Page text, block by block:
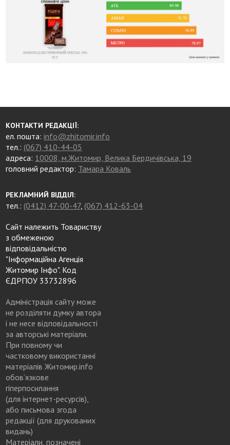
КОНТАКТИ РЕДАКЦІЇ:
ел. пошта:info@zhitomir.info
тел.: (067) 410-44-05
адреса: 10008, м.Житомир, Велика Бердичівська, 19
головний редактор: Тамара Коваль
РЕКЛАМНИЙ ВІДДІЛ:
тел.: (0412) 47-00-47, (067) 412-63-04
Сайт належить Товариству
з обмеженою
відповідальністю
"Інформаційна Агенція
Житомир Інфо". Код
ЄДРПОУ 33732896
Адміністрація сайту може
не розділяти думку автора
і не несе відповідальності
за авторські матеріали.
При повному чи
частковому використанні
матеріалів Житомир.info
обов’язкове
гіперпосилання
(для інтернет-ресурсів),
або письмова згода
редакції (для друкованих
видань)
Матеріали, позначені